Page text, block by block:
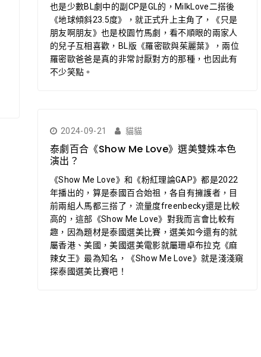
也是少數BL劇中的副CP是GL的，MilkLove二搭後
《地球傾斜23.5度》，就正式升上主角了，《只是
朋友啊朋友》也是校園竹馬劇，看不順眼的兩家人
的兒子互相喜歡，BL版《羅密歐與茱麗葉》，兩位
羅密歐爸爸是真的非常討厭對方的那種，也因此有
不少笑點。
2024-09-21 貓貓
泰劇百合《Show Me Love》選美雙姝本色
演出？
《Show Me Love》和《粉紅理論GAP》都是2022
年播出的，算是泰國百合始祖，各自有擁護者，目
前兩組人馬都三搭了，流量度freenbecky還是比較
高的，這部《Show Me Love》對我而言會比較有
趣，因為題材是泰國選美比賽，選美如今還有的就
屬香港、美國，美國選美電影就屬珊卓布拉克《麻
辣女王》最為知名，《Show Me Love》就是淺淺窺
探泰國選美比賽吧！